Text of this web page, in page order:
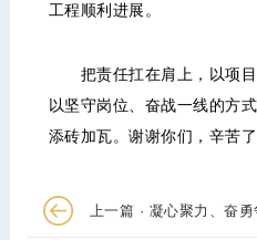
工程顺利进展。
把责任扛在肩上，以项目
以坚守岗位、奋战一线的方
添砖加瓦。谢谢你们，辛苦
上一篇 · 凝心聚力、奋勇争